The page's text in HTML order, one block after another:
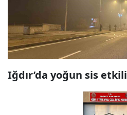
Iğdır’da yoğun sis